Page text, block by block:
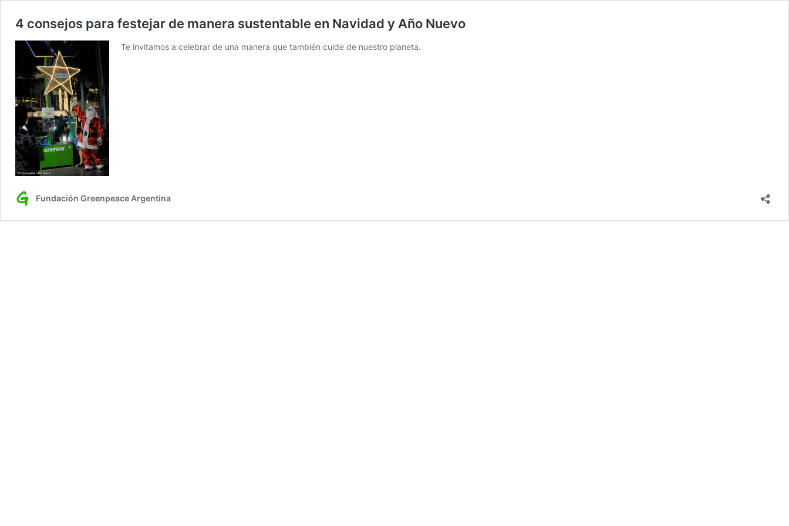
4 consejos para festejar de manera sustentable en Navidad y Año Nuevo
Te invitamos a celebrar de una manera que también cuide de nuestro planeta.
Fundación Greenpeace Argentina